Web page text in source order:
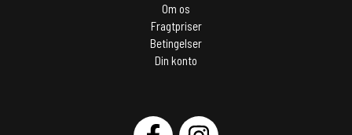
Om os
Fragtpriser
Betingelser
Din konto